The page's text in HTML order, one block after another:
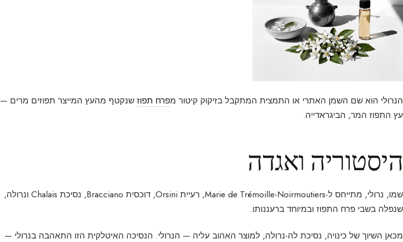
הנרולי הוא שם השמן האתרי או התמצית המתקבל בזיקוק קיטור מפרח תפוז שנקטף מהעץ המייצר תפוזים מרים —
עץ התפוז המר, הביגראדייה.
היסטוריה ואגדה
שמו, נרולי, מתייחס ל-Marie de Trémoille-Noirmoutiers, רעיית Orsini, דוכסית Bracciano, נסיכת Chalais ונרולה,
שנפלה בשבי פרח התפוז ובמיוחד ברעננותו.
מכאן השיוך של כינויה, נסיכת לה-נרולה, למוצר האהוב עליה — הנרולי. הנסיכה האיטלקית הזו התאהבה בנרולי —